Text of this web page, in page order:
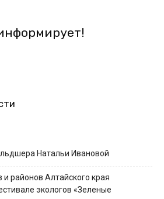
Натальи Ивановой
районов Алтайского края
экологов «Зеленые